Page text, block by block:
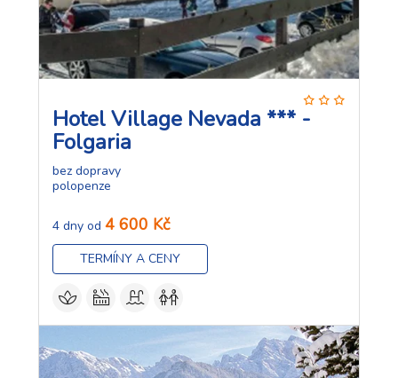
Hotel Village Nevada *** -
Folgaria
bez dopravy
polopenze
4 dny od 4 600 Kč
TERMÍNY A CENY